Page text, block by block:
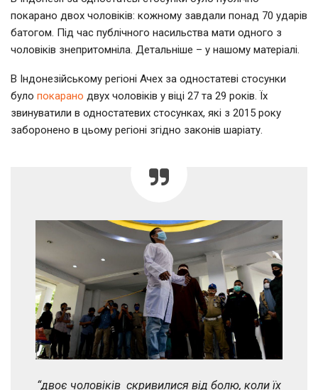
покарано двох чоловіків: кожному завдали понад 70 ударів
батогом. Під час публічного насильства мати одного з
чоловіків знепритомніла. Детальніше – у нашому матеріалі.
В Індонезійському регіоні Ачех за одностатеві стосунки
було покарано двух чоловіків у віці 27 та 29 років. Їх
звинуватили в одностатевих стосунках, які з 2015 року
заборонено в цьому регіоні згідно законів шаріату.
“двоє чоловіків скривилися від болю, коли їх